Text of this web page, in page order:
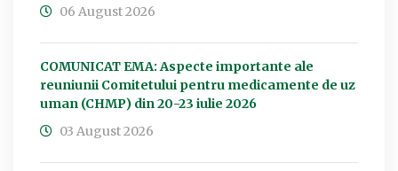
06 August 2026
COMUNICAT EMA: Aspecte importante ale
reuniunii Comitetului pentru medicamente de uz
uman (CHMP) din 20-23 iulie 2026
03 August 2026